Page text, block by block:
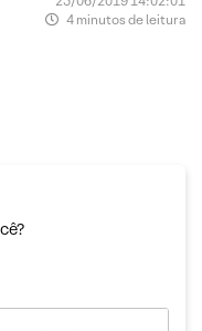
4 minutos de leitura